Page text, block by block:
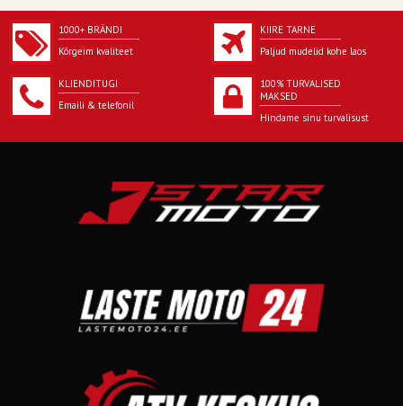
1000+ BRÄNDI
Kõrgeim kvaliteet
KIIRE TARNE
Paljud mudelid kohe laos
KLIENDITUGI
Emaili & telefonil
100% TURVALISED
MAKSED
Hindame sinu turvalisust